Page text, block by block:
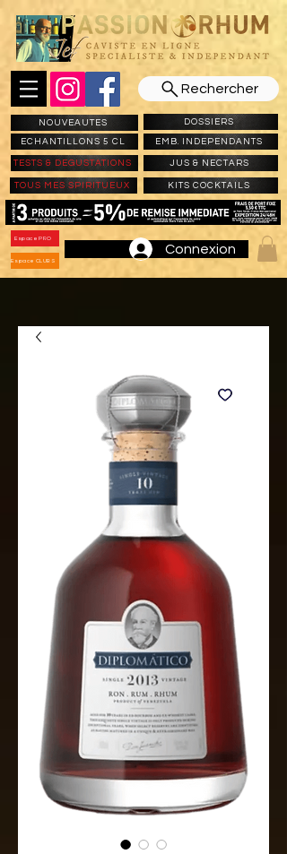
Rechercher
NOUVEAUTES
ECHANTILLONS 5 CL
DOSSIERS
EMB. INDEPENDANTS
TESTS & DEGUSTATIONS JUS & NECTARS
TOUS MES SPIRITUEUX KITS COCKTAILS
Espace PRO
Espace CLUBS
Connexion